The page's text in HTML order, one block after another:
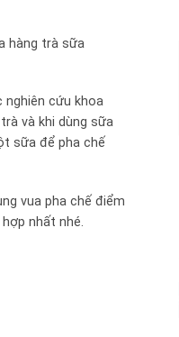
hàng trà sữa
cứu khoa
và khi dùng sữa
sữa để pha chế
vua pha chế điểm
nhất nhé.